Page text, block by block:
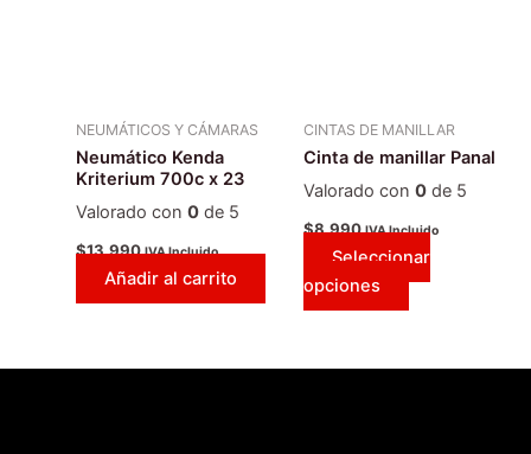
NEUMÁTICOS Y CÁMARAS
Neumático Kenda
Kriterium 700c x 23
Valorado con 0de 5
$13.990 IVA Incluido
Añadir al carrito
CINTAS DE MANILLAR
Cinta de manillar Panal
Valorado con 0de 5
$8.990 IVA Incluido
Seleccionar
opciones
en
la
página
de
producto